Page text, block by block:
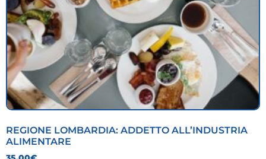
REGIONE LOMBARDIA: ADDETTO ALL’INDUSTRIA
ALIMENTARE